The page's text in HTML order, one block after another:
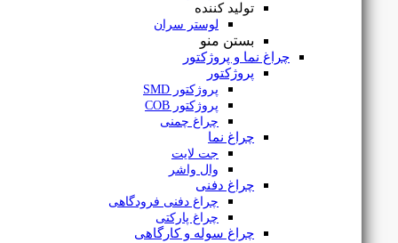
تولید کننده
لوستر سران
بستن منو
چراغ نما و پروژکتور
پروژکتور
پروژکتور SMD
پروژکتور COB
چراغ چمنی
چراغ نما
جت لایت
وال واشر
چراغ دفنی
چراغ دفنی فرودگاهی
چراغ پارکتی
چراغ سوله و کارگاهی